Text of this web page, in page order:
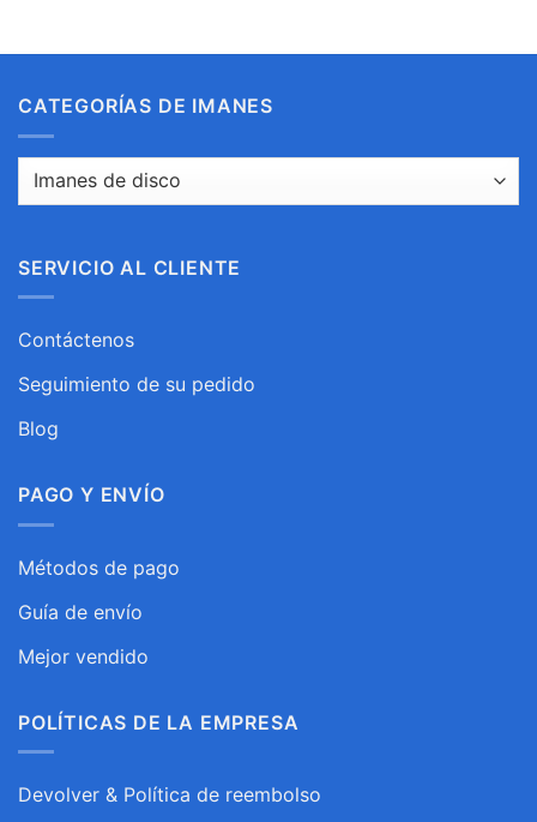
CATEGORÍAS DE IMANES
SERVICIO AL CLIENTE
Contáctenos
Seguimiento de su pedido
Blog
PAGO Y ENVÍO
Métodos de pago
Guía de envío
Mejor vendido
POLÍTICAS DE LA EMPRESA
Devolver & Política de reembolso